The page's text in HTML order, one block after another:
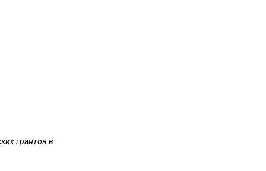
грантов в